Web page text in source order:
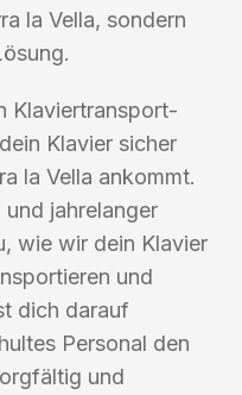
la Vella, sondern
Klaviertransport-
Klavier sicher
la Vella ankommt.
jahrelanger
wie wir dein Klavier
und
dich darauf
Personal den
und